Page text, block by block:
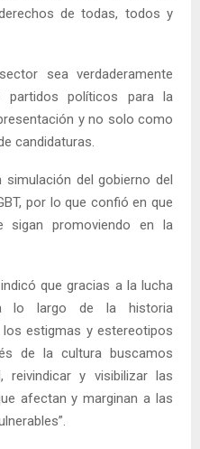
de todas, todos y
sea verdaderamente
políticos para la
y no solo como
candidaturas.
del gobierno del
por lo que confió en que
sigan promoviendo en la
que gracias a la lucha
lo largo de la historia
estigmas y estereotipos
de la cultura buscamos
reivindicar y visibilizar las
afectan y marginan a las